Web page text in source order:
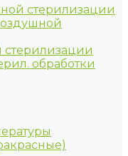
стерилизации
стерилизации
обработки